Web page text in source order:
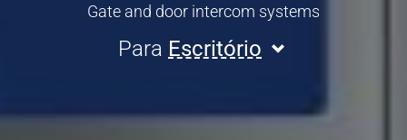
Gate and door intercom systems
Para Escritório